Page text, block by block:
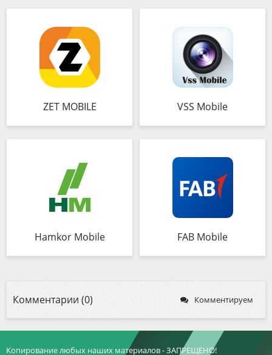
ZET MOBILE VSS Mobile
Hamkor Mobile FAB Mobile
Комментарии (0) Комментируем
Копирование любых наших материалов - ЗАПРЕЩЕНО!